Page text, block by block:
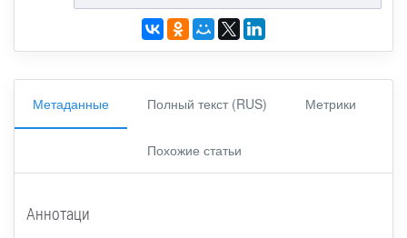
Метаданные Полный текст (RUS) Метрики
Похожие статьи
Аннотаци